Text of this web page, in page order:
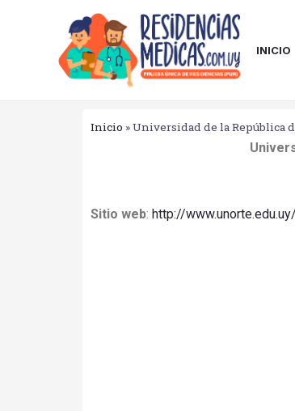
INICIO
Inicio »Universidad de la República
Sitio web: http://